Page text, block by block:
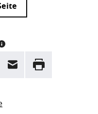
E-Mail Drucken